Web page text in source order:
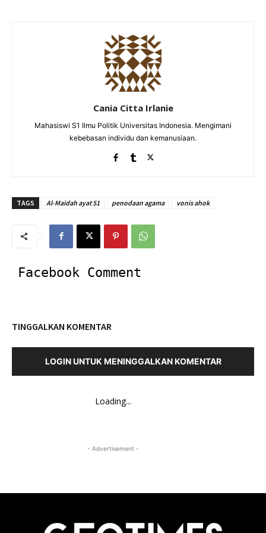
Cania Citta Irlanie
Mahasiswi S1 Ilmu Politik Universitas Indonesia. Mengimani
kebebasan individu dan kemanusiaan.
TAGS Al-Maidah ayat 51 penodaan agama vonis ahok
Facebook Comment
TINGGALKAN KOMENTAR
LOGIN UNTUK MENINGGALKAN KOMENTAR
Loading...
- Advertisement -